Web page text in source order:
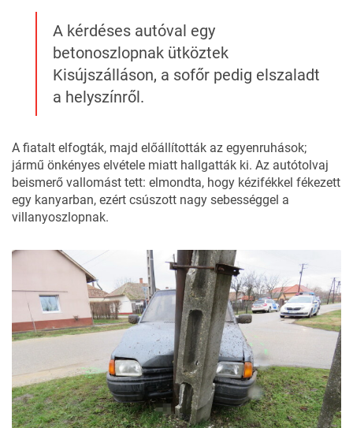
A kérdéses autóval egy
betonoszlopnak ütköztek
Kisújszálláson, a sofőr pedig elszaladt
a helyszínről.
A fiatalt elfogták, majd előállították az egyenruhások;
jármű önkényes elvétele miatt hallgatták ki. Az autótolvaj
beismerő vallomást tett: elmondta, hogy kézifékkel fékezett
egy kanyarban, ezért csúszott nagy sebességgel a
villanyoszlopnak.